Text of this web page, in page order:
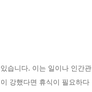
습니다. 이는 일이나 인간관
강했다면 휴식이 필요하다